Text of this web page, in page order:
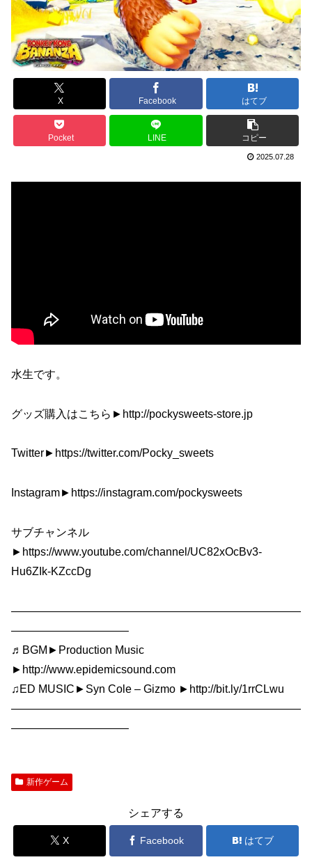
X Facebook はてブ
Pocket LINE コピー
2025.07.28
水生です。
グッズ購入はこちら►http://pockysweets-store.jp
Twitter►https://twitter.com/Pocky_sweets
Instagram►https://instagram.com/pockysweets
サブチャンネル
►https://www.youtube.com/channel/UC82xOcBv3-
Hu6ZIk-KZccDg
——————————————————————————
——————————–
♬BGM►Production Music
►http://www.epidemicsound.com
♫ED MUSIC►Syn Cole – Gizmo ►http://bit.ly/1rrCLwu
——————————————————————————
——————————–
新作ゲーム
シェアする
X Facebook はてブ